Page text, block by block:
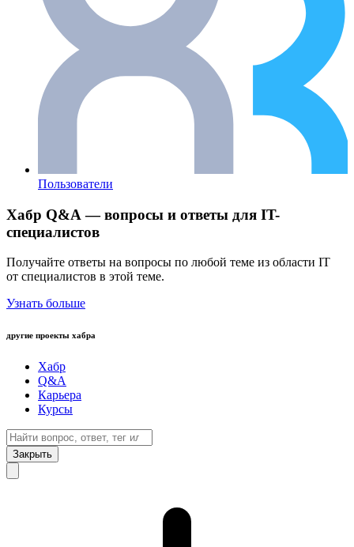
Пользователи
Хабр Q&A — вопросы и ответы для IT-
специалистов
Получайте ответы на вопросы по любой теме из области IT
от специалистов в этой теме.
Узнать больше
другие проекты хабра
Хабр
Q&A
Карьера
Курсы
Закрыть